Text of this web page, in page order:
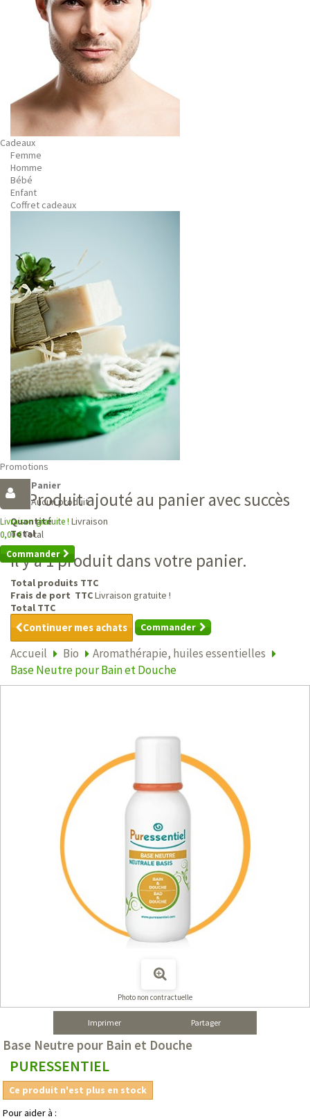
Cadeaux
Femme
Homme
Bébé
Enfant
Coffret cadeaux
Promotions
Panier
Aucun produit
Livraison gratuite ! Livraison
0,00 €Total
Commander
Produit ajouté au panier avec succès
Quantité
Total
Il y a 1 produit dans votre panier.
Total produits TTC
Frais de port TTCLivraison gratuite !
Total TTC
Continuer mes achats Commander
Accueil Bio
Aromathérapie, huiles essentielles
Base Neutre pour Bain et Douche
Photo non contractuelle
Imprimer Partager
Base Neutre pour Bain et Douche
PURESSENTIEL
Ce produit n'est plus en stock
Pour aider à :